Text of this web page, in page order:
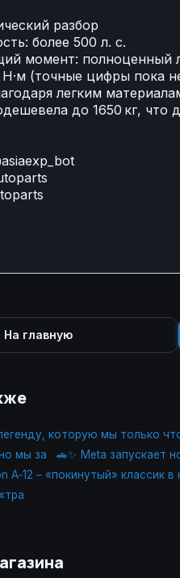
разбор
более 500 л. с.
момент: полноценный
(точные цифры пока
легким
до 1650 кг,
главную
которую мы только
мы за
🚗✨ Meta запускает
A‑12 – «покинутый» классик в